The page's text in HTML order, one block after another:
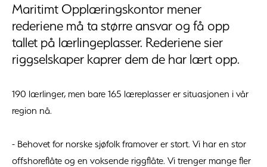
Maritimt Opplæringskontor mener
rederiene må ta større ansvar og få opp
tallet på lærlingeplasser. Rederiene sier
riggselskaper kaprer dem de har lært opp.
190 lærlinger, men bare 165 læreplasser er situasjonen i vår
region nå.
- Behovet for norske sjøfolk framover er stort. Vi har en stor
offshoreflåte og en voksende riggflåte. Vi trenger mange fler